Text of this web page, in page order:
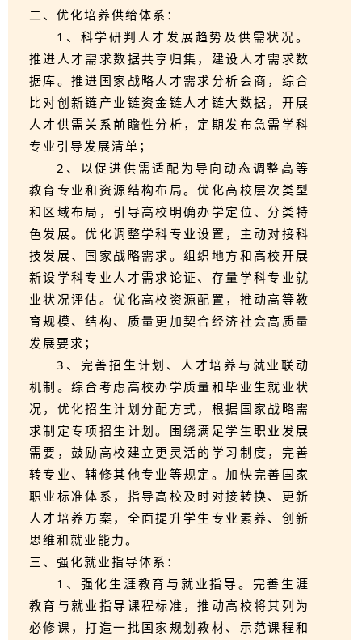
二、优化培养供给体系：
1、科学研判人才发展趋势及供需状况。
推进人才需求数据共享归集，建设人才需求数
据库。推进国家战略人才需求分析会商，综合
比对创新链产业链资金链人才链大数据，开展
人才供需关系前瞻性分析，定期发布急需学科
专业引导发展清单；
2、以促进供需适配为导向动态调整高等
教育专业和资源结构布局。优化高校层次类型
和区域布局，引导高校明确办学定位、分类特
色发展。优化调整学科专业设置，主动对接科
技发展、国家战略需求。组织地方和高校开展
新设学科专业人才需求论证、存量学科专业就
业状况评估。优化高校资源配置，推动高等教
育规模、结构、质量更加契合经济社会高质量
发展要求；
3、完善招生计划、人才培养与就业联动
机制。综合考虑高校办学质量和毕业生就业状
况，优化招生计划分配方式，根据国家战略需
求制定专项招生计划。围绕满足学生职业发展
需要，鼓励高校建立更灵活的学习制度，完善
转专业、辅修其他专业等规定。加快完善国家
职业标准体系，指导高校及时对接转换、更新
人才培养方案，全面提升学生专业素养、创新
思维和就业能力。
三、强化就业指导体系：
1、强化生涯教育与就业指导。完善生涯
教育与就业指导课程标准，推动高校将其列为
必修课，打造一批国家规划教材、示范课程和